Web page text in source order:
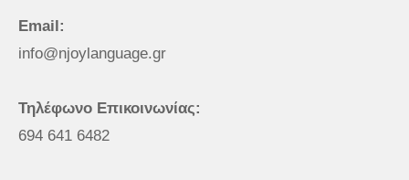
Email:
info@njoylanguage.gr
Τηλέφωνο Επικοινωνίας:
694 641 6482